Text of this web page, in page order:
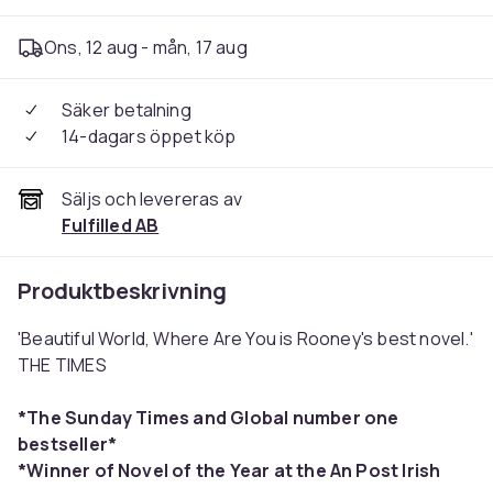
Ons, 12 aug - mån, 17 aug
Säker betalning
14-dagars öppet köp
Säljs och levereras av
Fulfilled AB
Produktbeskrivning
'Beautiful World, Where AreYouis Rooney's best novel.'
THE TIMES
*TheSunday Times and Global number one
bestseller*
*Winner of Novel of the Year at the An Post Irish